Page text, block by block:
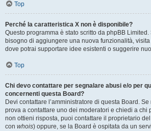
Top
Perché la caratteristica X non è disponibile?
Questo programma è stato scritto da phpBB
bisogno di aggiungere una nuova funzionalità, visita
dove potrai supportare idee esistenti o suggerire
Top
Chi devo contattare per segnalare abusi e/o per
concernenti questa Board?
Devi contattare l’amministratore di questa Board.
prova a contattare uno dei moderatori e chiedi a chi
non ottieni risposta, puoi contattare il proprietario
con whois) oppure, se la Board è ospitata da un